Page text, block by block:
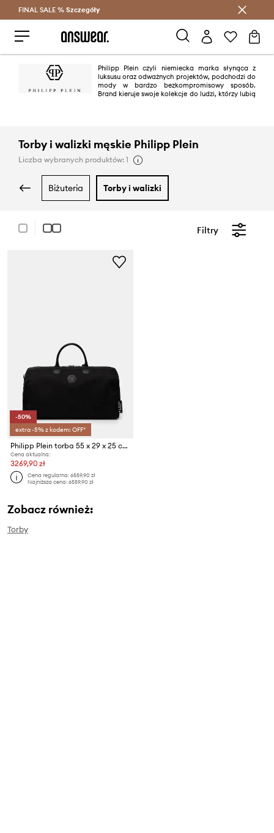
Oszczędzaj z Answear Club >
FINAL SALE % Szczegóły
Philipp Plein czyli niemiecka marka słynąca z
luksusu oraz odważnych projektów, podchodzi do
mody w bardzo bezkompromisowy sposób.
Brand kieruje swoje kolekcje do ludzi, którzy lubią
Torby i walizki męskie Philipp Plein
Liczba wybranych produktów: 1
biżuteria torby i walizki
Filtry
-50%
extra -5% z kodem: OFF*
Philipp Plein torba 55 x 29 x 25 cm
Cena aktualna:
3269,90 zł
Cena regularna:6559,90 zł
Najniższa cena:6559,90 zł
Zobacz również:
Torby